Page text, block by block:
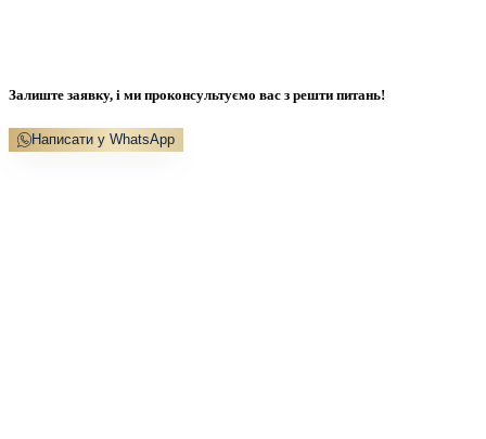
Залиште заявку, і ми проконсультуємо вас з решти питань!
Написати у WhatsApp